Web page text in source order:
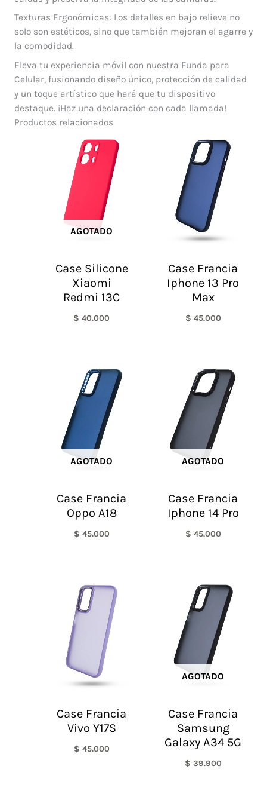
Texturas Ergonómicas: Los detalles en bajo relieve no
solo son estéticos, sino que también mejoran el agarre y
la comodidad.
Eleva tu experiencia móvil con nuestra Funda para
Celular, fusionando diseño único, protección de calidad
y un toque artístico que hará que tu dispositivo
destaque. ¡Haz una declaración con cada llamada!
Productos relacionados
AGOTADO
Case Silicone
Xiaomi
Redmi 13C
$ 40.000
Case Francia
Iphone 13 Pro
Max
$ 45.000
AGOTADO
Case Francia
Oppo A18
$ 45.000
AGOTADO
Case Francia
Iphone 14 Pro
$ 45.000
Case Francia
Vivo Y17S
$ 45.000
AGOTADO
Case Francia
Samsung
Galaxy A34 5G
$ 39.900